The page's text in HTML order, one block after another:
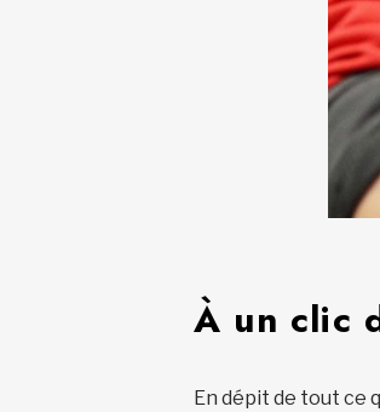
À un clic
En dépit de tout ce